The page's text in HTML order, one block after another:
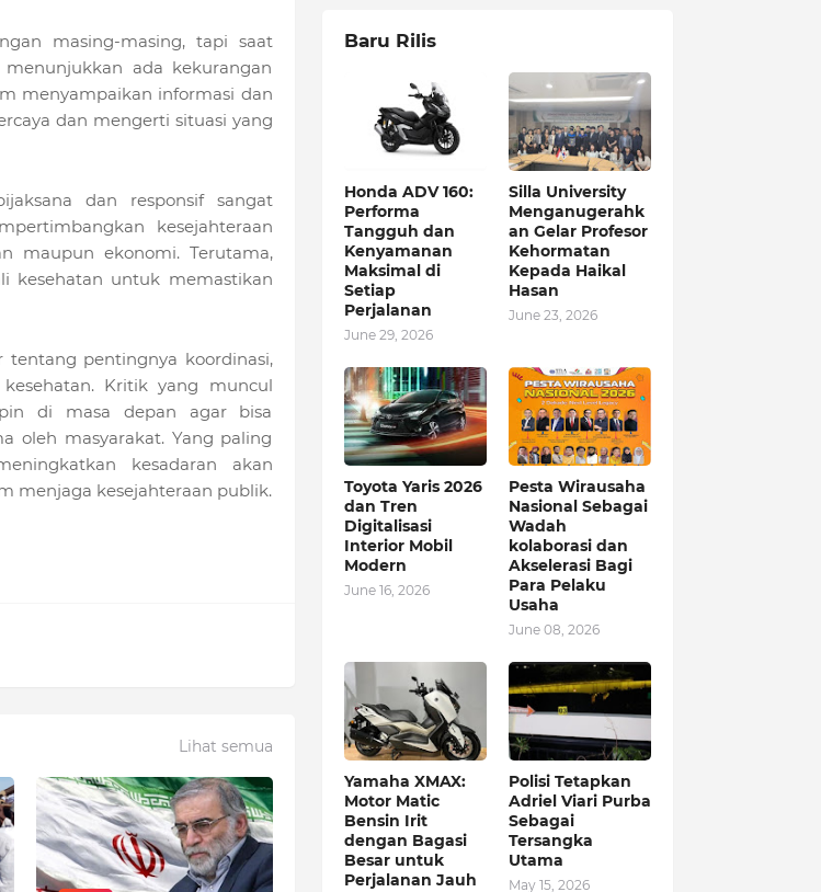
masing-masing, tapi saat
ada kekurangan
menyampaikan informasi dan
dan mengerti situasi yang
dan responsif sangat
kesejahteraan
maupun ekonomi. Terutama,
kesehatan untuk memastikan
tentang pentingnya koordinasi,
Kritik yang muncul
di masa depan agar bisa
oleh masyarakat. Yang paling
kesadaran akan
menjaga kesejahteraan publik.
Lihat semua
Baru Rilis
Honda ADV 160:
Performa
Tangguh dan
Kenyamanan
Maksimal di
Setiap
Perjalanan
June 29, 2026
Silla University
Menganugerahk
an Gelar Profesor
Kehormatan
Kepada Haikal
Hasan
June 23, 2026
Toyota Yaris 2026
dan Tren
Digitalisasi
Interior Mobil
Modern
June 16, 2026
Pesta Wirausaha
Nasional Sebagai
Wadah
kolaborasi dan
Akselerasi Bagi
Para Pelaku
Usaha
June 08, 2026
Yamaha XMAX:
Motor Matic
Bensin Irit
dengan Bagasi
Besar untuk
Perjalanan Jauh
Polisi Tetapkan
Adriel Viari Purba
Sebagai
Tersangka
Utama
May 15, 2026